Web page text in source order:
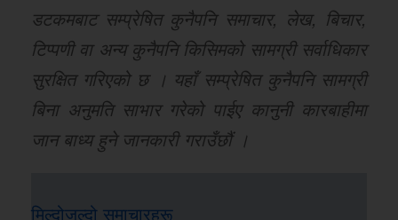
डटकमबाट सम्प्रेषित कुनैपनि समाचार, लेख, बिचार,
टिप्पणी वा अन्य कुनैपनि किसिमको सामग्री सर्वाधिकार
सुरक्षित गरिएको छ । यहाँ सम्प्रेषित कुनैपनि सामग्री
बिना अनुमति साभार गरेको पाईए कानुनी कारबाहीमा
जान बाध्य हुने जानकारी गराउँछौं ।
मिल्दोजुल्दो समाचारहरू